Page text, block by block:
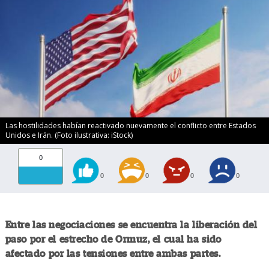
Las hostilidades habían reactivado nuevamente el conflicto entre Estados
Unidos e Irán. (Foto ilustrativa: iStock)
0
0 0 0 0
Entre las negociaciones se encuentra la liberación del
paso por el estrecho de Ormuz, el cual ha sido
afectado por las tensiones entre ambas partes.